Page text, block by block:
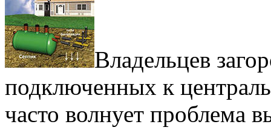
Владельцев
подключенных к
часто волнует проблема